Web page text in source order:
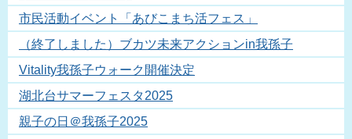
市民活動イベント「あびこまち活フェス」
（終了しました）ブカツ未来アクションin我孫子
Vitality我孫子ウォーク開催決定
湖北台サマーフェスタ2025
親子の日＠我孫子2025